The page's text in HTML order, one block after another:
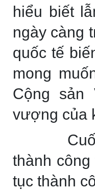
hiểu biết
ngày càng
quốc tế
mong
Cộng sản
vượng của
thành
tục thành